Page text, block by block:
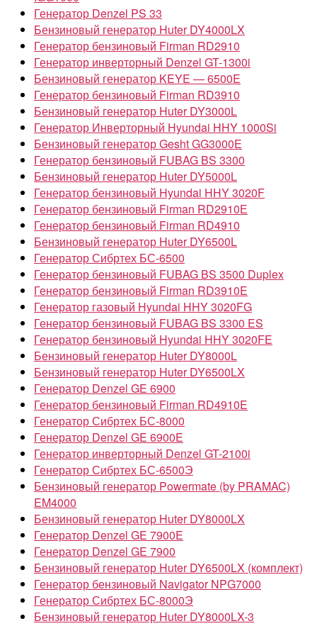
Генератор Denzel PS 33
Бензиновый генератор Huter DY4000LX
Генератор бензиновый Firman RD2910
Генератор инверторный Denzel GT-1300i
Бензиновый генератор KEYE — 6500E
Генератор бензиновый Firman RD3910
Бензиновый генератор Huter DY3000L
Генератор Инверторный Hyundai HHY 1000Si
Бензиновый генератор Gesht GG3000E
Генератор бензиновый FUBAG BS 3300
Бензиновый генератор Huter DY5000L
Генератор бензиновый Hyundai HHY 3020F
Генератор бензиновый Firman RD2910Е
Генератор бензиновый Firman RD4910
Бензиновый генератор Huter DY6500L
Генератор Сибртех БС-6500
Генератор бензиновый FUBAG BS 3500 Duplex
Генератор бензиновый Firman RD3910E
Генератор газовый Hyundai HHY 3020FG
Генератор бензиновый FUBAG BS 3300 ES
Генератор бензиновый Hyundai HHY 3020FE
Бензиновый генератор Huter DY8000L
Бензиновый генератор Huter DY6500LX
Генератор Denzel GE 6900
Генератор бензиновый Firman RD4910E
Генератор Сибртех БС-8000
Генератор Denzel GE 6900E
Генератор инверторный Denzel GT-2100i
Генератор Сибртех БС-6500Э
Бензиновый генератор Powermate (by PRAMAC)
EM4000
Бензиновый генератор Huter DY8000LX
Генератор Denzel GE 7900E
Генератор Denzel GE 7900
Бензиновый генератор Huter DY6500LX (комплект)
Генератор бензиновый Navigator NPG7000
Генератор Сибртех БС-8000Э
Бензиновый генератор Huter DY8000LX-3